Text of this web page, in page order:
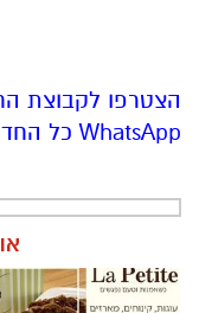
הצטרפו לקבוצת
WhatsApp כל החדשות לחצו כאן